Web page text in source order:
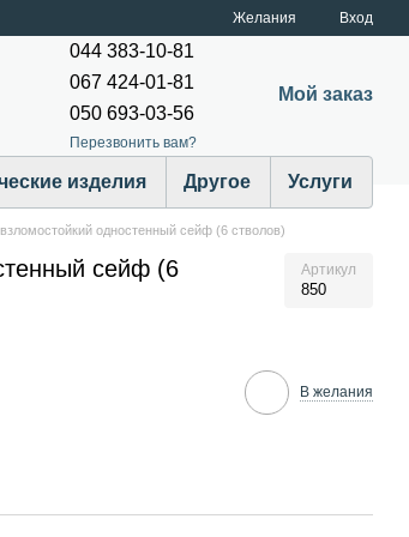
Желания Вход
044 383-10-81
067 424-01-81
050 693-03-56
Перезвонить вам?
Мой заказ
изделия Другое Услуги
одностенный сейф (6 стволов)
сейф (6
Артикул
850
В желания